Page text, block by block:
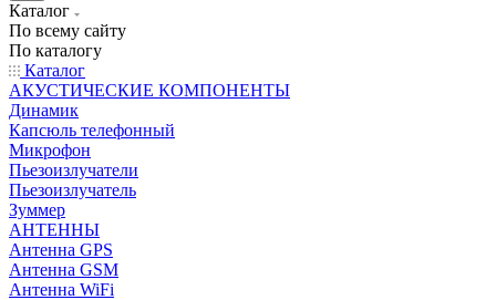
Каталог
По всему сайту
По каталогу
Каталог
АКУСТИЧЕСКИЕ КОМПОНЕНТЫ
Динамик
Капсюль телефонный
Микрофон
Пьезоизлучатели
Пьезоизлучатель
Зуммер
АНТЕННЫ
Антенна GPS
Антенна GSM
Антенна WiFi